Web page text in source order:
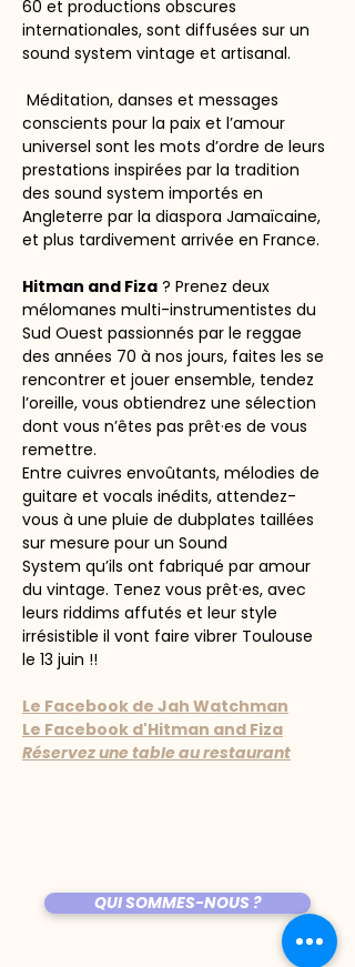
60 et productions obscures
internationales, sont diffusées sur un
sound system vintage et artisanal.
conscients pour la paix et l’amour
universel sont les mots d’ordre de leurs
prestations inspirées par la tradition
des sound system importés en
Angleterre par la diaspora Jamaïcaine,
et plus tardivement arrivée en France.
Hitman and Fiza ? Prenez deux
mélomanes multi-instrumentistes du
Sud Ouest passionnés par le reggae
des années 70 à nos jours, faites les se
rencontrer et jouer ensemble, tendez
l’oreille, vous obtiendrez une sélection
dont vous n’êtes pas prêt·es de vous
remettre.
Entre cuivres envoûtants, mélodies de
guitare et vocals inédits, attendez-
vous à une pluie de dubplates taillées
sur mesure pour un Sound
System qu’ils ont fabriqué par amour
du vintage. Tenez vous prêt·es, avec
leurs riddims affutés et leur style
irrésistible il vont faire vibrer Toulouse
le 13 juin !!
Le Facebook de Jah Watchman
Le Facebook d'Hitman and Fiza
Réservez une table au restaurant
QUI SOMMES-NOUS ?